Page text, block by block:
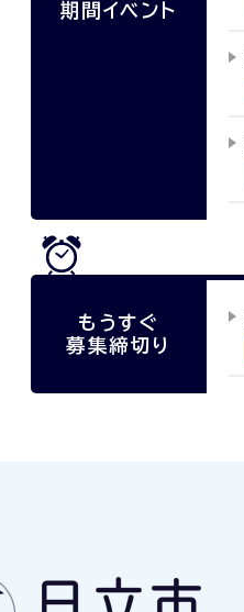
期間イベント
もうすぐ
募集締切り